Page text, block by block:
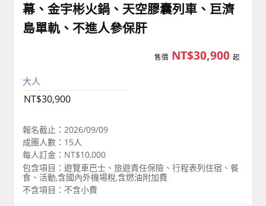
幕、金宇彬火鍋、天空膠囊列車、巨濟
島單軌、不進人參保肝
售價 NT$30,900 起
大人
NT$30,900
報名截止：2026/09/09
成團人數：15人
每人訂金：NT$10,000
包含項目：遊覽車巴士、旅遊責任保險、行程表列住宿、餐
食、活動,含國內外機場稅,含燃油附加費
不含項目：不含小費